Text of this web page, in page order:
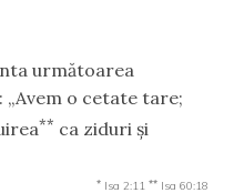
următoarea
o cetate tare;
** ca ziduri şi
* Isa 2:11 ** Isa 60:18